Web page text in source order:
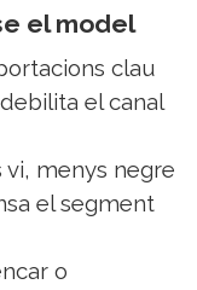
el model
clau
el canal
vi, menys negre
el segment
o